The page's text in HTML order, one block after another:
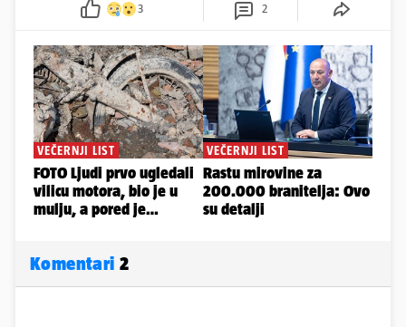
3 2
Komentari 2